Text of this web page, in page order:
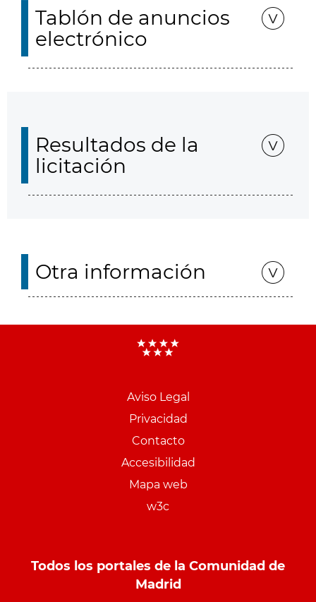
Tablón de anuncios
electrónico
Resultados de la
licitación
Otra información
Aviso Legal
Privacidad
Contacto
Accesibilidad
Mapa web
w3c
Todos los portales de la Comunidad de
Madrid